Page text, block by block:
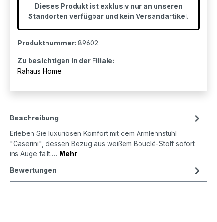
Dieses Produkt ist exklusiv nur an unseren
Standorten verfügbar und kein Versandartikel.
Produktnummer: 89602
Zu besichtigen in der Filiale:
Rahaus Home
Beschreibung
Erleben Sie luxuriösen Komfort mit dem Armlehnstuhl
"Caserini", dessen Bezug aus weißem Bouclé-Stoff sofort
ins Auge fällt.… Mehr
Bewertungen